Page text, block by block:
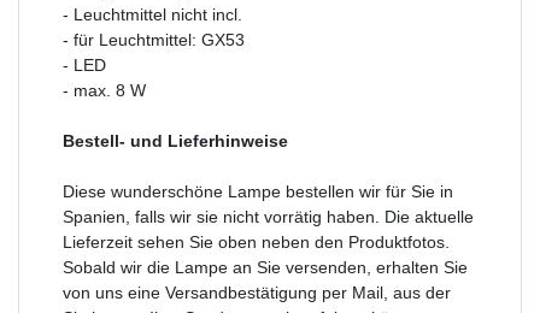
- Leuchtmittel nicht incl.
- für Leuchtmittel: GX53
- LED
- max. 8 W
Bestell- und Lieferhinweise
Diese wunderschöne Lampe bestellen wir für Sie in
Spanien, falls wir sie nicht vorrätig haben. Die aktuelle
Lieferzeit sehen Sie oben neben den Produktfotos.
Sobald wir die Lampe an Sie versenden, erhalten Sie
von uns eine Versandbestätigung per Mail, aus der